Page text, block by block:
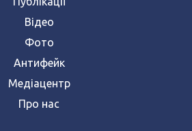
Відео
Фото
Антифейк
Медіацентр
Про нас